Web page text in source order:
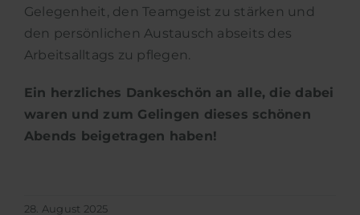
Gelegenheit, den Teamgeist zu stärken und
den persönlichen Austausch abseits des
Arbeitsalltags zu pflegen.
Ein herzliches Dankeschön an alle, die dabei
waren und zum Gelingen dieses schönen
Abends beigetragen haben!
28. August 2025